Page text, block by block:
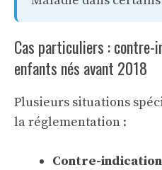
Cas particuliers : contre-
enfants nés avant 2018
Plusieurs situations
la réglementation :
Contre-